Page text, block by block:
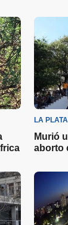
LA PLATA
Murió
aborto